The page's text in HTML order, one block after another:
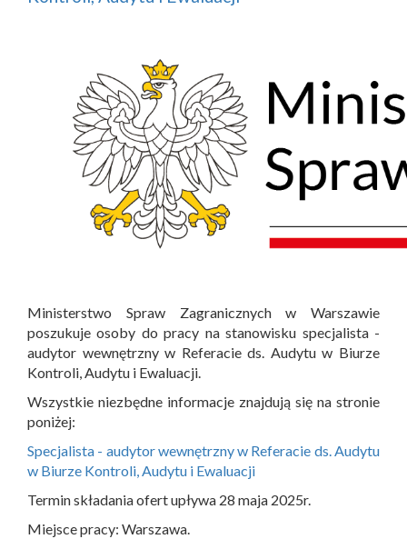
Ministerstwo Spraw Zagranicznych w Warszawie
poszukuje osoby do pracy na stanowisku specjalista -
audytor wewnętrzny w Referacie ds. Audytu w Biurze
Kontroli, Audytu i Ewaluacji.
Wszystkie niezbędne informacje znajdują się na stronie
poniżej:
Specjalista - audytor wewnętrzny w Referacie ds. Audytu
w Biurze Kontroli, Audytu i Ewaluacji
Termin składania ofert upływa 28 maja 2025r.
Miejsce pracy: Warszawa.